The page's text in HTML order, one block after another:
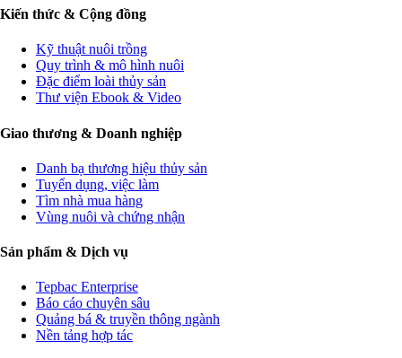
Kiến thức & Cộng đồng
Kỹ thuật nuôi trồng
Quy trình & mô hình nuôi
Đặc điểm loài thủy sản
Thư viện Ebook & Video
Giao thương & Doanh nghiệp
Danh bạ thương hiệu thủy sản
Tuyển dụng, việc làm
Tìm nhà mua hàng
Vùng nuôi và chứng nhận
Sản phẩm & Dịch vụ
Tepbac Enterprise
Báo cáo chuyên sâu
Quảng bá & truyền thông ngành
Nền tảng hợp tác